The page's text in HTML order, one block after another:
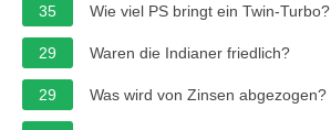
35 Wie viel PS bringt ein Twin-Turbo?
29 Waren die Indianer friedlich?
29 Was wird von Zinsen abgezogen?